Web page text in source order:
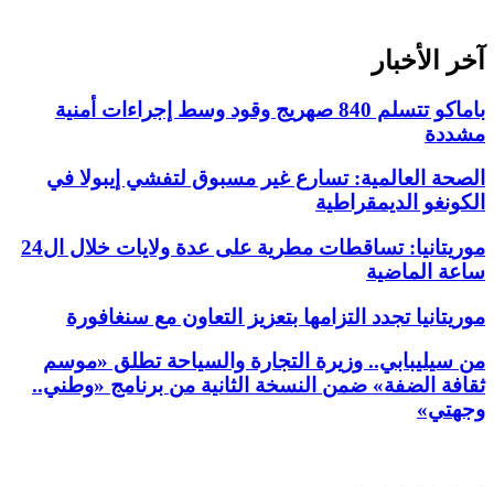
آخر الأخبار
باماكو تتسلم 840 صهريج وقود وسط إجراءات أمنية
مشددة
الصحة العالمية: تسارع غير مسبوق لتفشي إيبولا في
الكونغو الديمقراطية
موريتانيا: تساقطات مطرية على عدة ولايات خلال ال24
ساعة الماضية
موريتانيا تجدد التزامها بتعزيز التعاون مع سنغافورة
من سيليبابي.. وزيرة التجارة والسياحة تطلق «موسم
ثقافة الضفة» ضمن النسخة الثانية من برنامج «وطني..
وجهتي»